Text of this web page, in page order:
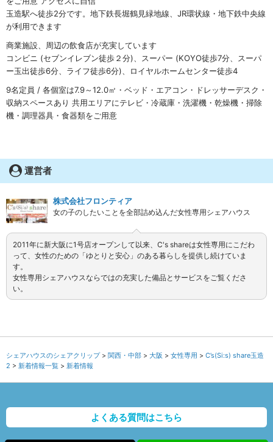
玉造駅へ徒歩2分です。地下鉄長堀鶴見緑地線、JR環状線・地下鉄中央線
が利用できます
商業施設、周辺の飲食店が充実しています
コンビニ (セブンイレブン徒歩２分)、スーパー (KOYO徒歩7分、スーパ
ー玉出徒歩6分、ライフ徒歩6分)、ロイヤルホームセンター徒歩4
9名定員 / 各個室は7.9～12.0㎡・ベッド・エアコン・ドレッサーデスク・
収納スペースあり 共用エリアにテレビ・冷蔵庫・洗濯機・乾燥機・掃除
機・調理器具・食器類をご用意
運営者
株式会社フロンティア
女の子のしたいことを全部詰め込んだ女性専用シェアハウス
2011年に新大阪に1号店オープンして以来、C's shareは女性専用にこだわ
って、女性のための「ゆとりと安心」のある暮らしを提供し続けていま
す。
女性専用シェアハウスならではの充実した備品とサービスをご覧くださ
い。
シェアハウスのシェアクリップ 関西・中部 大阪 女性専用
C’s(Si:s) share玉造
2
新着情報一覧 新着情報
よくある質問はこちら